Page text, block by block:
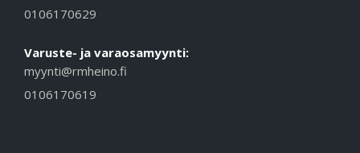
0106170629
Varuste- ja varaosamyynti:
myynti@rmheino.fi
0106170619